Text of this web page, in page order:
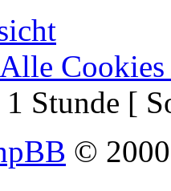
Alle Cookies
Stunde [
©